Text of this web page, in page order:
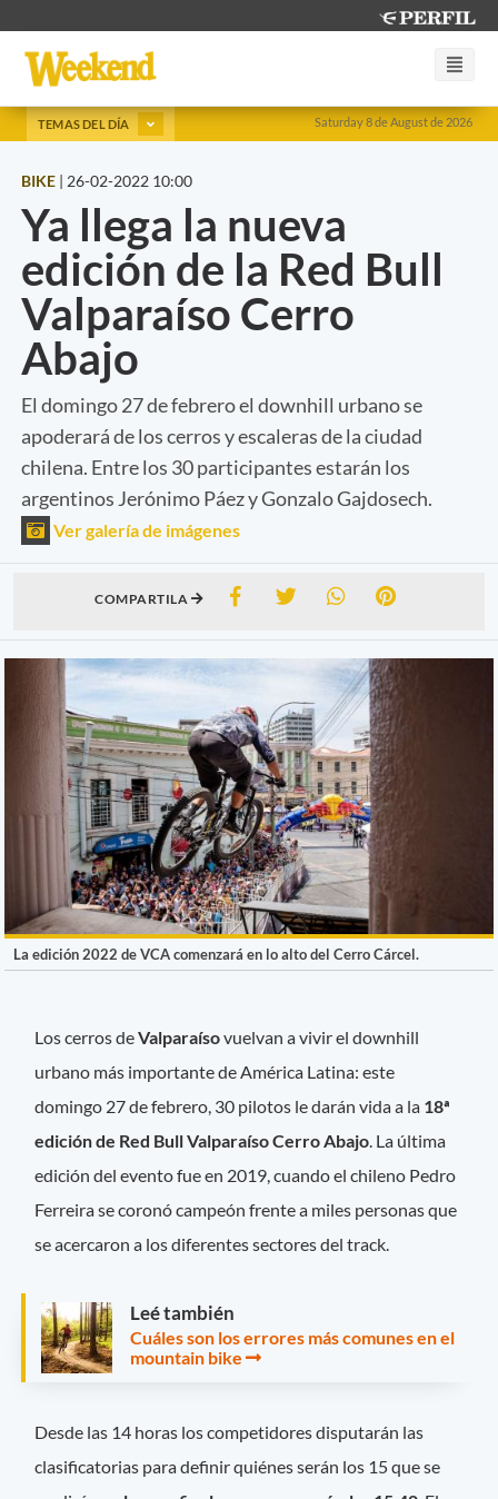
Saturday 8 de August de 2026
TEMAS DEL DÍA
BIKE | 26-02-2022 10:00
Ya llega la nueva
edición de la Red Bull
Valparaíso Cerro
Abajo
El domingo 27 de febrero el downhill urbano se
apoderará de los cerros y escaleras de la ciudad
chilena. Entre los 30 participantes estarán los
argentinos Jerónimo Páez y Gonzalo Gajdosech.
Ver galería de imágenes
COMPARTILA
La edición 2022 de VCA comenzará en lo alto del Cerro Cárcel.
Los cerros deValparaísovuelvan a vivir el downhill
urbano más importante de América Latina: este
domingo 27 de febrero, 30 pilotos le darán vida a la 18ª
edición de Red Bull Valparaíso Cerro Abajo . La última
edición del evento fue en 2019, cuando el chileno Pedro
Ferreira se coronó campeón frente a miles personas que
se acercaron a los diferentes sectores del track.
Leé también
Cuáles son los errores más comunes en el
mountain bike
Desde las 14 horas los competidores disputarán las
clasificatorias para definir quiénes serán los 15 que se